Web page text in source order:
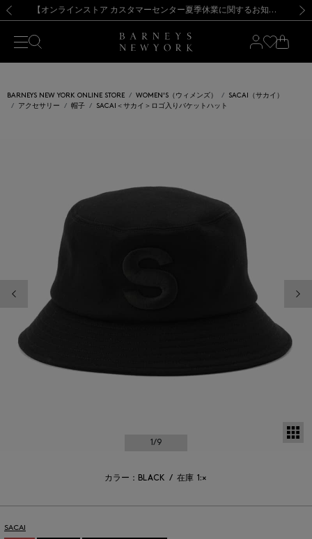
新規登録のお客様も対象！＜MY BARNEYS＞会員のお客様は11,000円（税込）以上のお買上げで常時送料無料！お買い物の際は会員登録を！
【夏季休業に伴う出荷一時停止のお知らせ】(2026.8.7) 【オンラインストア カスタマーセンター夏季休業に関するお知らせ】（2026.8.7）
【夏季休業に伴う返品・交換承り一時停止のお知らせ】（2026.8.5）
熊本県を中心とした地震の影響によるお荷物のお届けについて
【開催中】SUMMER SALEのご案内・ご注意事項 新規登録のお客様も対象！＜MY BARNEYS＞会員のお客様は11,000円（税込）以上のお買上げで常時送料無料！お買い物の際は会員登録を！
【夏季休業に伴う出荷一時停止のお知らせ】(2026.8.7)
BARNEYS NEW YORK ONLINE STORE WOMEN'S（ウィメンズ）
SACAI（サカイ）
アクセサリー
帽子 SACAI＜サカイ＞ロゴ入りバケットハット
1/9
カラー：BLACK / 在庫 1:×
SACAI